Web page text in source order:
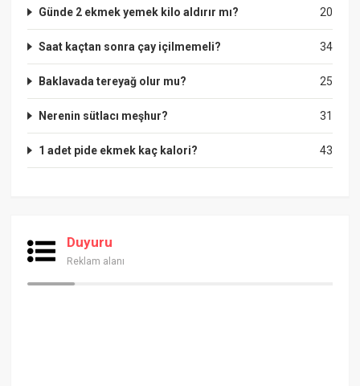
20
Günde 2 ekmek yemek kilo aldırır mı?
34
Saat kaçtan sonra çay içilmemeli?
25
Baklavada tereyağ olur mu?
31
Nerenin sütlacı meşhur?
43
1 adet pide ekmek kaç kalori?
Duyuru
Reklam alanı